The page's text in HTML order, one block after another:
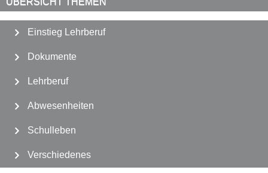
Einstieg Lehrberuf
Dokumente
Lehrberuf
Abwesenheiten
Schulleben
Verschiedenes